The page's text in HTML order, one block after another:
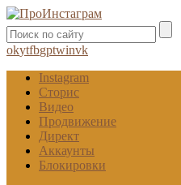
okytfbgptwinvk
Instagram
Сторис
Видео
Продвижение
Директ
Аккаунты
Блокировки